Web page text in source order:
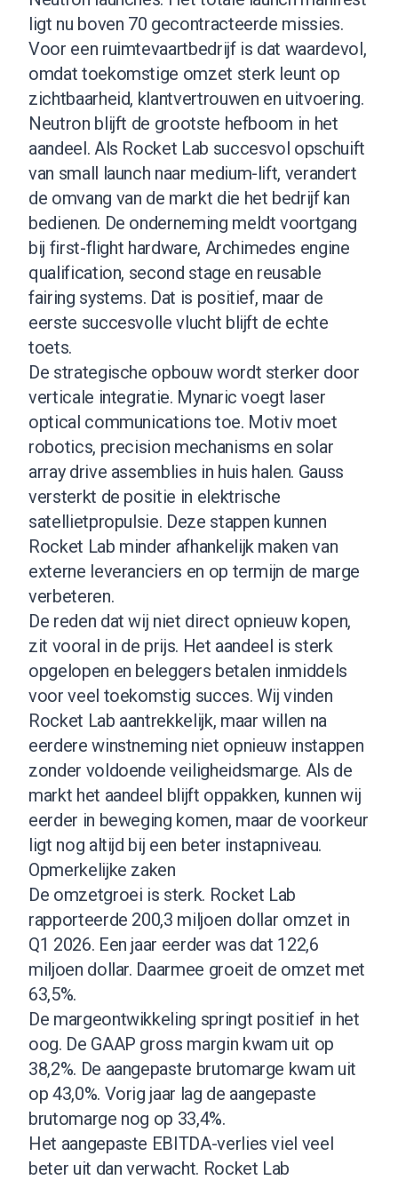
ligt nu boven 70 gecontracteerde missies.
Voor een ruimtevaartbedrijf is dat waardevol,
omdat toekomstige omzet sterk leunt op
zichtbaarheid, klantvertrouwen en uitvoering.
Neutron blijft de grootste hefboom in het
aandeel. Als Rocket Lab succesvol opschuift
van small launch naar medium-lift, verandert
de omvang van de markt die het bedrijf kan
bedienen. De onderneming meldt voortgang
bij first-flight hardware, Archimedes engine
qualification, second stage en reusable
fairing systems. Dat is positief, maar de
eerste succesvolle vlucht blijft de echte
toets.
De strategische opbouw wordt sterker door
verticale integratie. Mynaric voegt laser
optical communications toe. Motiv moet
robotics, precision mechanisms en solar
array drive assemblies in huis halen. Gauss
versterkt de positie in elektrische
satellietpropulsie. Deze stappen kunnen
Rocket Lab minder afhankelijk maken van
externe leveranciers en op termijn de marge
verbeteren.
De reden dat wij niet direct opnieuw kopen,
zit vooral in de prijs. Het aandeel is sterk
opgelopen en beleggers betalen inmiddels
voor veel toekomstig succes. Wij vinden
Rocket Lab aantrekkelijk, maar willen na
eerdere winstneming niet opnieuw instappen
zonder voldoende veiligheidsmarge. Als de
markt het aandeel blijft oppakken, kunnen wij
eerder in beweging komen, maar de voorkeur
ligt nog altijd bij een beter instapniveau.
Opmerkelijke zaken
De omzetgroei is sterk. Rocket Lab
rapporteerde 200,3 miljoen dollar omzet in
Q1 2026. Een jaar eerder was dat 122,6
miljoen dollar. Daarmee groeit de omzet met
63,5%.
De margeontwikkeling springt positief in het
oog. De GAAP gross margin kwam uit op
38,2%. De aangepaste brutomarge kwam uit
op 43,0%. Vorig jaar lag de aangepaste
brutomarge nog op 33,4%.
Het aangepaste EBITDA-verlies viel veel
beter uit dan verwacht. Rocket Lab